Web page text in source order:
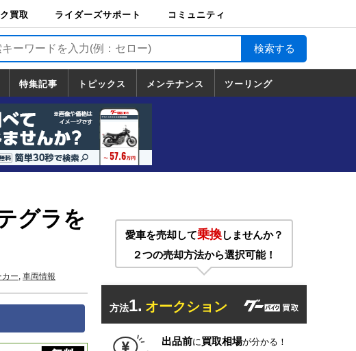
買取
買取
ライダーズサポート
ライダーズサポート
TOP
バイク輸送
バイクガレージライ
フ
バイク車両保険
ロードサービス
バイク試乗
コミュニティ
特集記事 トピックス
トピックス
一覧
ホンダ
ヤマハ
スズキ
カワサキ
ハーレーダ
ビッドソン
BMW
ドゥカティ
トライアン
フ
メンテナンス ツーリング
グラを
カー, 車両情報
愛車を売却して乗換しませんか？
２つの売却方法から選択可能！
方法1. オークション
出品前に買取相場が分かる！